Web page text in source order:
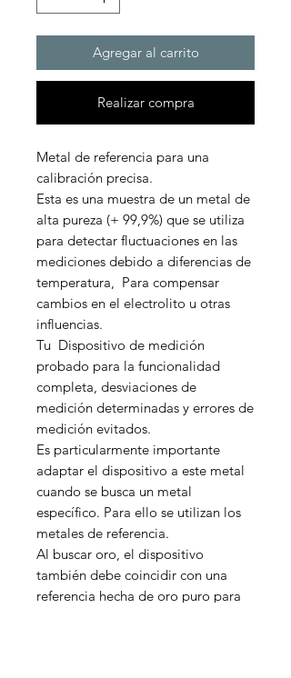
Agregar al carrito
Realizar compra
Metal de referencia para una
calibración precisa.
Esta es una muestra de un metal de
alta pureza (+ 99,9%) que se utiliza
para detectar fluctuaciones en las
mediciones debido a diferencias de
temperatura, Para compensar
cambios en el electrolito u otras
influencias.
Tu Dispositivo de medición
probado para la funcionalidad
completa, desviaciones de
medición determinadas y errores de
medición evitados.
Es particularmente importante
adaptar el dispositivo a este metal
cuando se busca un metal
específico. Para ello se utilizan los
metales de referencia.
Al buscar oro, el dispositivo
también debe coincidir con una
referencia hecha de oro puro para